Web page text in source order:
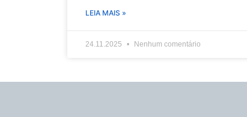
LEIA MAIS »
24.11.2025 Nenhum comentário